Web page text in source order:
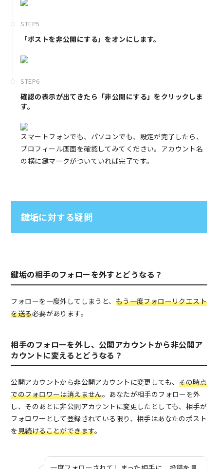
STEP5
「ポストを非公開にする」をオンにします。
STEP6
確認の表示が出てきたら「非公開にする」をクリックしま
す。
スマートフォンでも、パソコンでも、設定が完了したら、
プロフィール画面を確認してみてください。アカウント名
の横に鍵マークがついていれば完了です。
鍵垢に対する疑問
鍵垢の相手のフォローを外すとどうなる？
フォローを一度外してしまうと、 もう一度フォローリクエスト
を送る必要があります。
相手のフォローを外し、公開アカウントから非公開ア
カウントに変えるとどうなる？
公開アカウントから非公開アカウントに変更しても、 その時点
でのフォロワーは消えません。あなたが相手のフォローを外
し、そのあとに非公開アカウントに変更したとしても、相手が
フォロワーとして登録されている限り、相手はあなたのポスト
を見続けることができます。